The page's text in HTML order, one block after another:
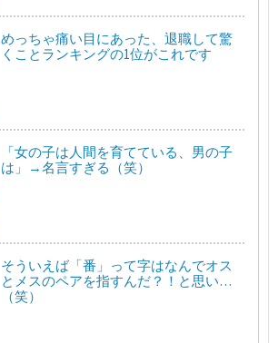
めっちゃ痛い目にあった、退職して驚
くことランキングの1位がこれです
「女の子は人間を育てている、男の子
は」→名言すぎる（笑）
そういえば「番」って字はなんでオス
とメスのペアを指すんだ？！と思い…
（笑）